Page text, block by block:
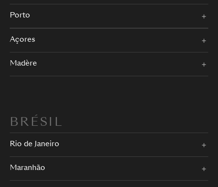
Porto
Açores
Madère
BRÉSIL
Rio de Janeiro
Maranhão